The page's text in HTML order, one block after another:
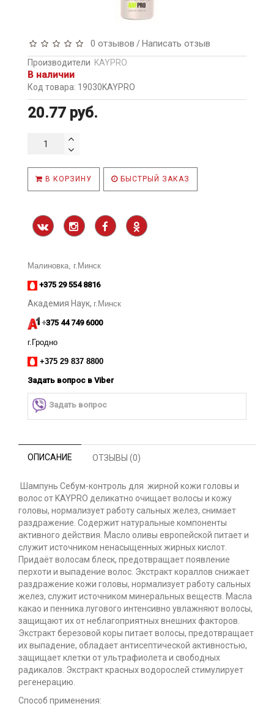
0 отзывов /Написать отзыв
Производители KAYPRO
В наличии
Код товара: 19030KAYPRO
20.77 руб.
В КОРЗИНУ БЫСТРЫЙ ЗАКАЗ
Малиновка, г.Минск
+375 29 554 8816
Академия Наук, г.Минск
+375 44 749 6000
г.Гродно
+375 29 837 8800
Задать вопрос в Viber
Задать вопрос
ОПИСАНИЕ ОТЗЫВЫ (0)
Шампунь Себум-контроль для жирной кожи головы и
волос от KAYPRO деликатно очищает волосы и кожу
головы, нормализует работу сальных желез, снимает
раздражение. Содержит натуральные компоненты
активного действия. Масло оливы европейской питает и
служит источником ненасыщенных жирных кислот.
Придаёт волосам блеск, предотвращает появление
перхоти и выпадение волос. Экстракт кораллов снижает
раздражение кожи головы, нормализует работу сальных
желез, служит источником минеральных веществ. Масла
какао и пенника лугового интенсивно увлажняют волосы,
защищают их от неблагоприятных внешних факторов.
Экстракт березовой коры питает волосы, предотвращает
их выпадение, обладает антисептической активностью,
защищает клетки от ультрафиолета и свободных
радикалов. Экстракт красных водорослей стимулирует
регенерацию.
Способ применения: